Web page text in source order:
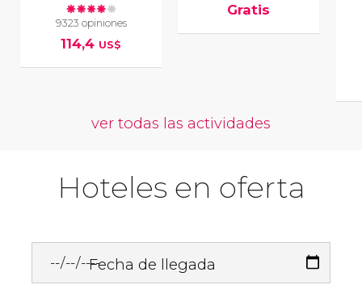
9323 opiniones
114,4 US$
Gratis
ver todas las actividades
Hoteles en oferta
Fecha de llegada